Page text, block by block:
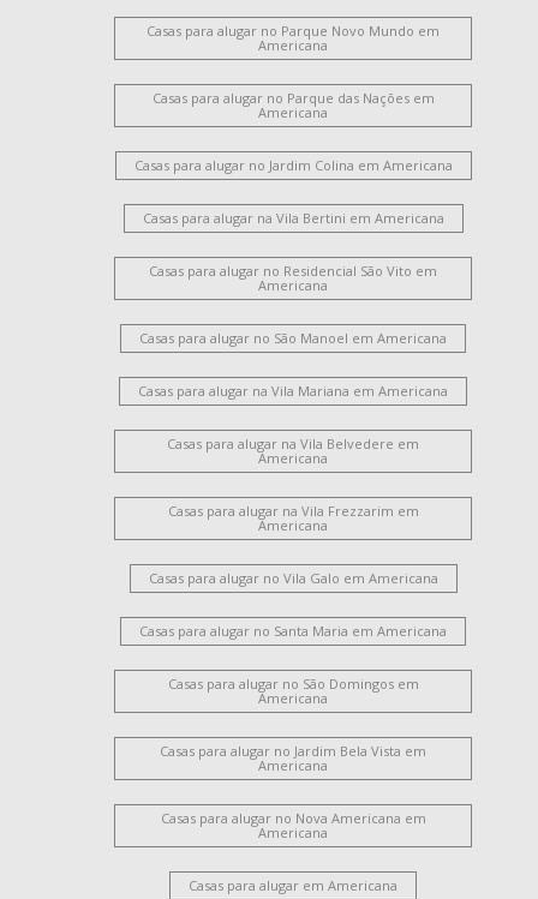
Chácara Machadinho II Jardim Brasil
Vila Mariana
Jardim Lizandra
Cidade Jardim Ii
Catharina Zanaga
Parque Residencial Jaguari
Chácara Lucília
Vila Amorim
Vale das Paineiras
Jardim Recanto
Salto Grande
São Manoel
Portal dos Nobres
Parque Residencial Nardini
Morada do Sol
Jardim América
Vila Rehder
Werner Plaas
Chácara Letônia
Jardim Terramérica I
Parque Liberdade
Parque das Nações
Jardim Terramérica III
São Benedito
Jardim Girassol
Santo Antônio
Centro
Jardim São Paulo
Loteamento Residencial Jardim Villagio
Jardim Portal da Colina
Jardim Guanabara
Jardim Brasília
Campo Verde
Jardim Paulistano
Parque Novo Mundo
Vila Santa Maria
Loteamento Residencial Jardim Esperança
Vila Santa Catarina
Jardim Ipiranga Jardim Santana
Casas para alugar no Parque Novo Mundo em
Americana
Casas para alugar no Parque das Nações em
Americana
Casas para alugar no Jardim Colina em Americana
Casas para alugar na Vila Bertini em Americana
Casas para alugar no Residencial São Vito em
Americana
Casas para alugar no São Manoel em Americana
Casas para alugar na Vila Mariana em Americana
Casas para alugar na Vila Belvedere em
Americana
Casas para alugar na Vila Frezzarim em
Americana
Casas para alugar no Vila Galo em Americana
Casas para alugar no Santa Maria em Americana
Casas para alugar no São Domingos em
Americana
Casas para alugar no Jardim Bela Vista em
Americana
Casas para alugar no Nova Americana em
Americana
Casas para alugar em Americana